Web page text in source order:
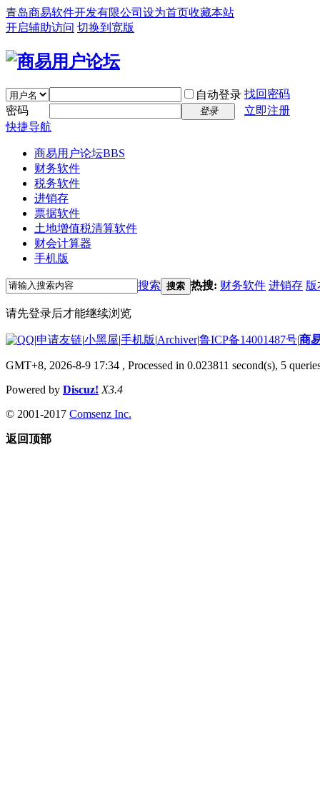
青岛商易软件开发有限公司 设为首页收藏本站
开启辅助访问 切换到宽版
自动登录 找回密码
密码
登录
立即注册
快捷导航
商易用户论坛BBS
财务软件
税务软件
进销存
票据软件
土地增值税清算软件
财会计算器
手机版
搜索 搜索 热搜: 财务软件 进销存 版
请先登录后才能继续浏览
|申请友链|小黑屋|手机版|Archiver|鲁ICP备14001487号|商
GMT+8, 2026-8-9 17:34 , Processed in 0.023811 second(s), 5
Powered by Discuz! X3.4
© 2001-2017 Comsenz Inc.
返回顶部